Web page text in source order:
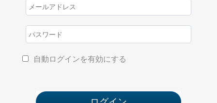
自動ログインを有効にする